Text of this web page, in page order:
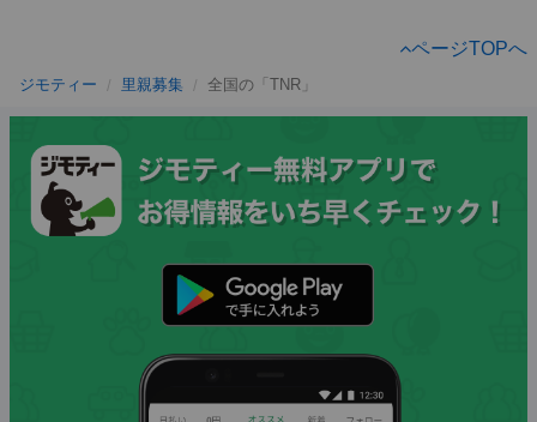
ページTOPへ
ジモティー 里親募集 全国の「TNR」